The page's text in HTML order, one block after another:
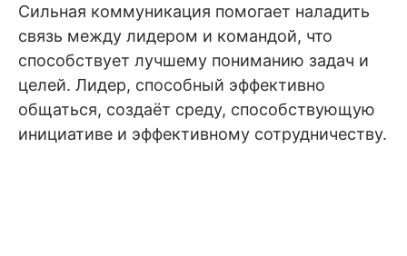
Сильная коммуникация помогает наладить
связь между лидером и командой, что
способствует лучшему пониманию задач и
целей. Лидер, способный эффективно
общаться, создаёт среду, способствующую
инициативе и эффективному сотрудничеству.